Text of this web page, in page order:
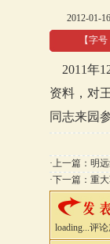
2012-01-
【字号
2011年
资料，对
同志来园
·上一篇： 明
·下一篇： 重
loading...评论